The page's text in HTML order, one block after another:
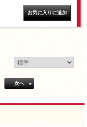
次へ